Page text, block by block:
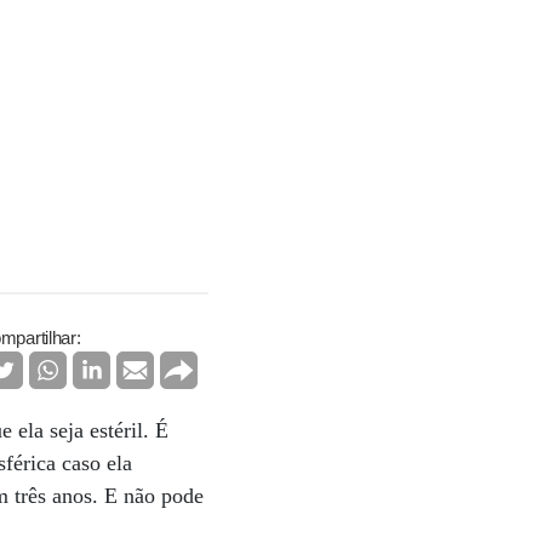
ela seja estéril. É
caso ela
três anos. E não pode